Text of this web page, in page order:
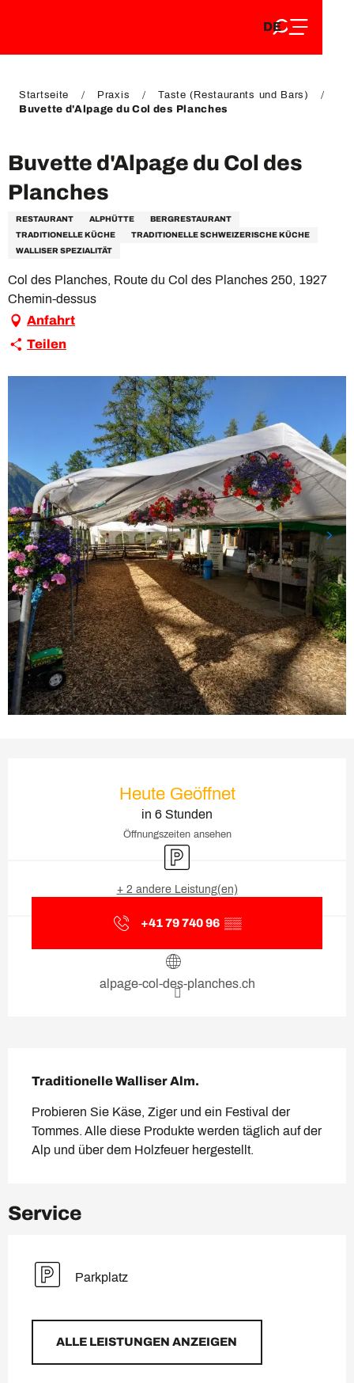
EN
DE
FR
Startseite Praxis
Taste (Restaurants und Bars)
Buvette d'Alpage du Col des Planches
Buvette d'Alpage du Col des
Planches
RESTAURANT ALPHÜTTE
BERGRESTAURANT
TRADITIONELLE KÜCHE
TRADITIONELLE SCHWEIZERISCHE KÜCHE
WALLISER SPEZIALITÄT
Col des Planches, Route du Col des Planches 250, 1927
Chemin-dessus
Anfahrt
Teilen
Heute Geöffnet
in 6 Stunden
Öffnungszeiten ansehen
Parkplatz
+ 2 andere Leistung(en)
+41 79 740 96 ▒▒
alpage-col-des-planches.ch
Traditionelle Walliser Alm.
Probieren Sie Käse, Ziger und ein Festival der
Tommes. Alle diese Produkte werden täglich auf der
Alp und über dem Holzfeuer hergestellt.
Service
Parkplatz
ALLE LEISTUNGEN ANZEIGEN